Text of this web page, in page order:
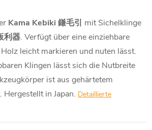
Kama Kebiki 鎌毛引 mit Sichelklinge
利器. Verfügt über eine einziehbare
leicht markieren und nuten lässt.
Klingen lässt sich die Nutbreite
ist aus gehärtetem
in Japan. Detaillierte